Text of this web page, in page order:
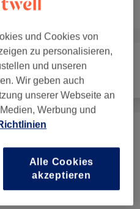
ab 17 €
und Cookies von
zu personalisieren,
und unseren
Wir geben auch
unserer Webseite an
Werbung und
Alle Cookies
akzeptieren